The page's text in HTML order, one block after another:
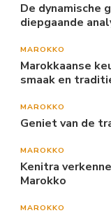
De dynamische
diepgaande
MAROKKO
Marokkaanse
smaak en
MAROKKO
Geniet van de
MAROKKO
Kenitra
Marokko
MAROKKO